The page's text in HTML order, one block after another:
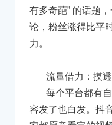
有多奇葩” 的话题
论，粉丝涨得比平
力。
流量借力：摸
每个平台都有
容发了也白发。抖